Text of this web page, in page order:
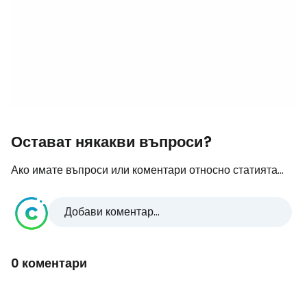
Остават някакви въпроси?
Ако имате въпроси или коментари относно статията...
Добави коментар...
0 коментари